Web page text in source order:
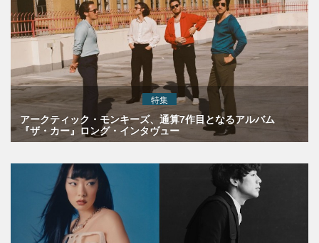
特集
アークティック・モンキーズ、通算7作目となるアルバム
『ザ・カー』ロング・インタヴュー